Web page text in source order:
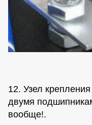
12. Узел
двумя
вообще!.